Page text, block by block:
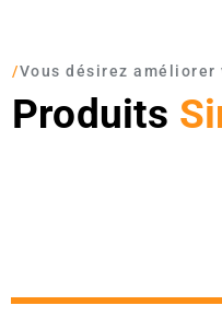
/Vous désirez
Produits